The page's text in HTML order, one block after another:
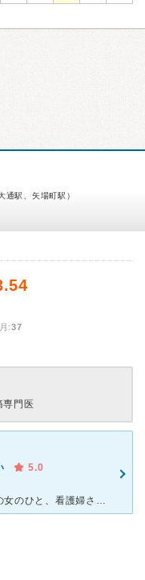
通駅、矢場町駅）
:37
専門医
5.0
非常にシンプルな病院であります。受付の女のひと、看護婦さん、先生みな気楽な感じがよいです。普通どこの病院も初めて行くときは緊張もし、病院の中に入った時も何ら圧倒される雰囲気のところも多々あり怖がりの私